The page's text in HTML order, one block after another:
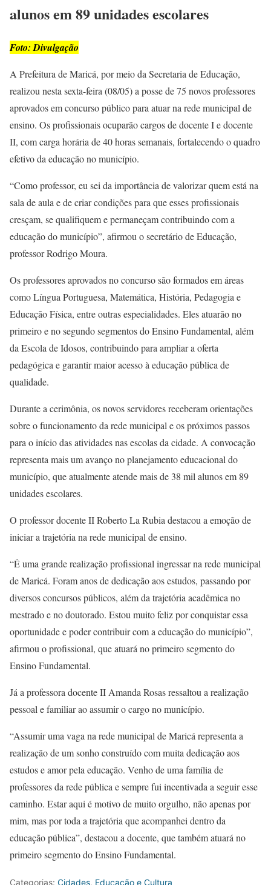
alunos em 89 unidades escolares
Foto: Divulgação
A Prefeitura de Maricá, por meio da Secretaria de Educação,
realizou nesta sexta-feira (08/05) a posse de 75 novos professores
aprovados em concurso público para atuar na rede municipal de
ensino. Os profissionais ocuparão cargos de docente I e docente
II, com carga horária de 40 horas semanais, fortalecendo o quadro
efetivo da educação no município.
“Como professor, eu sei da importância de valorizar quem está na
sala de aula e de criar condições para que esses profissionais
cresçam, se qualifiquem e permaneçam contribuindo com a
educação do município”, afirmou o secretário de Educação,
professor Rodrigo Moura.
Os professores aprovados no concurso são formados em áreas
como Língua Portuguesa, Matemática, História, Pedagogia e
Educação Física, entre outras especialidades. Eles atuarão no
primeiro e no segundo segmentos do Ensino Fundamental, além
da Escola de Idosos, contribuindo para ampliar a oferta
pedagógica e garantir maior acesso à educação pública de
qualidade.
Durante a cerimônia, os novos servidores receberam orientações
sobre o funcionamento da rede municipal e os próximos passos
para o início das atividades nas escolas da cidade. A convocação
representa mais um avanço no planejamento educacional do
município, que atualmente atende mais de 38 mil alunos em 89
unidades escolares.
O professor docente II Roberto La Rubia destacou a emoção de
iniciar a trajetória na rede municipal de ensino.
“É uma grande realização profissional ingressar na rede municipal
de Maricá. Foram anos de dedicação aos estudos, passando por
diversos concursos públicos, além da trajetória acadêmica no
mestrado e no doutorado. Estou muito feliz por conquistar essa
oportunidade e poder contribuir com a educação do município”,
afirmou o profissional, que atuará no primeiro segmento do
Ensino Fundamental.
Já a professora docente II Amanda Rosas ressaltou a realização
pessoal e familiar ao assumir o cargo no município.
“Assumir uma vaga na rede municipal de Maricá representa a
realização de um sonho construído com muita dedicação aos
estudos e amor pela educação. Venho de uma família de
professores da rede pública e sempre fui incentivada a seguir esse
caminho. Estar aqui é motivo de muito orgulho, não apenas por
mim, mas por toda a trajetória que acompanhei dentro da
educação pública”, destacou a docente, que também atuará no
primeiro segmento do Ensino Fundamental.
Categorias: Cidades, Educação e Cultura